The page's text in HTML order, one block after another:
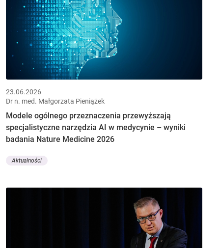
23.06.2026
Dr n. med. Małgorzata Pieniążek
Modele ogólnego przeznaczenia przewyższają
specjalistyczne narzędzia AI w medycynie – wyniki
badania Nature Medicine 2026
Aktualności